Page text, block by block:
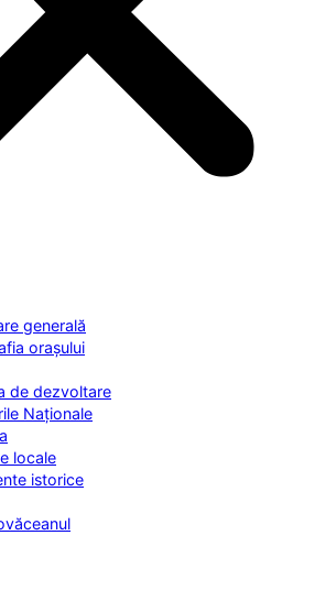
generală
orașului
de dezvoltare
Naționale
locale
istorice